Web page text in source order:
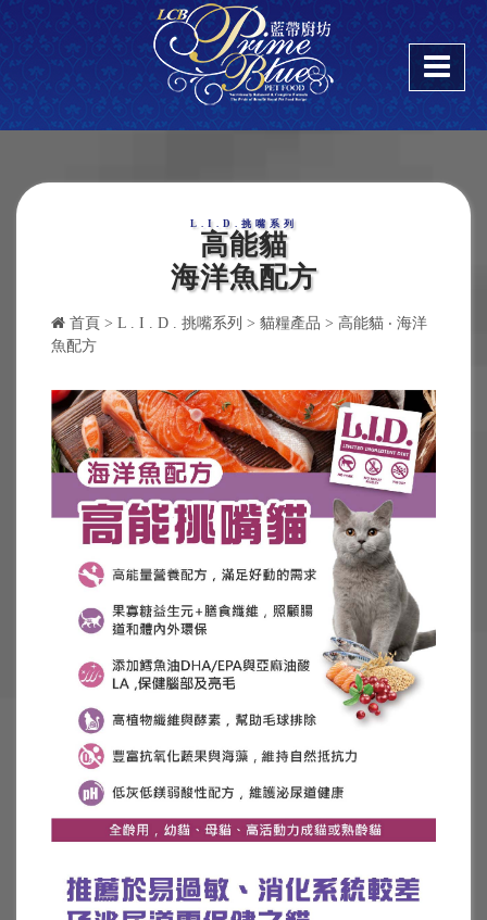
L.I.D.挑嘴系列
高能貓
海洋魚配方
首頁 > L . I . D . 挑嘴系列 > 貓糧產品 > 高能貓 ‧ 海洋
魚配方